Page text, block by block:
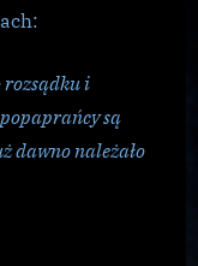
rozsądku i
są
dawno należało